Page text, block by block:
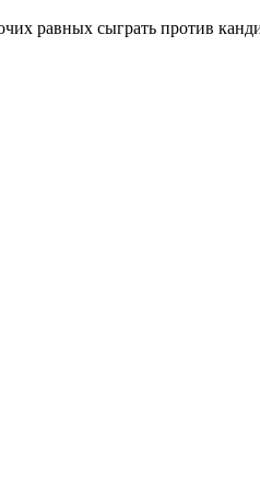
равных сыграть против